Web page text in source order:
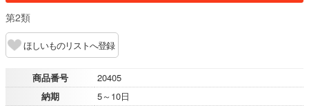
第2類
ほしいものリストへ登録
商品番号
20405
納期
5～10日